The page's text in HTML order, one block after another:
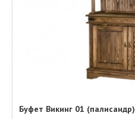
Буфет Викинг 01 (палисандр)